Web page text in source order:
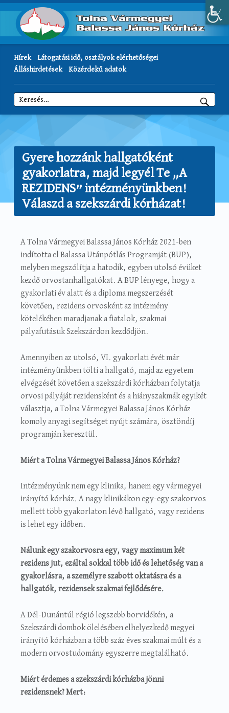
Hírek
Látogatási idő, osztályok elérhetőségei
Álláshirdetések
Közérdekű adatok
Keresés:
Gyere hozzánk hallgatóként
gyakorlatra, majd legyél Te „A
REZIDENS” intézményünkben!
Válaszd a szekszárdi kórházat!
A Tolna Vármegyei Balassa János Kórház 2021-ben
indította el Balassa Utánpótlás Programját (BUP),
melyben megszólítja a hatodik, egyben utolsó évüket
kezdő orvostanhallgatókat. A BUP lényege, hogy a
gyakorlati év alatt és a diploma megszerzését
követően, rezidens orvosként az intézmény
kötelékében maradjanak a fiatalok, szakmai
pályafutásuk Szekszárdon kezdődjön.
Amennyiben az utolsó, VI. gyakorlati évét már
intézményünkben tölti a hallgató, majd az egyetem
elvégzését követően a szekszárdi kórházban folytatja
orvosi pályáját rezidensként és a hiányszakmák egyikét
választja, a Tolna Vármegyei Balassa János Kórház
komoly anyagi segítséget nyújt számára, ösztöndíj
programján keresztül.
Miért a Tolna Vármegyei Balassa János Kórház?
Intézményünk nem egy klinika, hanem egy vármegyei
irányító kórház. A nagy klinikákon egy-egy szakorvos
mellett több gyakorlaton lévő hallgató, vagy rezidens
is lehet egy időben.
Nálunk egy szakorvosra egy, vagy maximum két
rezidens jut, ezáltal sokkal több idő és lehetőség van a
gyakorlásra, a személyre szabott oktatásra és a
hallgatók, rezidensek szakmai fejlődésére.
A Dél-Dunántúl régió legszebb borvidékén, a
Szekszárdi dombok ölelésében elhelyezkedő megyei
irányító kórházban a több száz éves szakmai múlt és a
modern orvostudomány egyszerre megtalálható.
Miért érdemes a szekszárdi kórházba jönni
rezidensnek?Mert: